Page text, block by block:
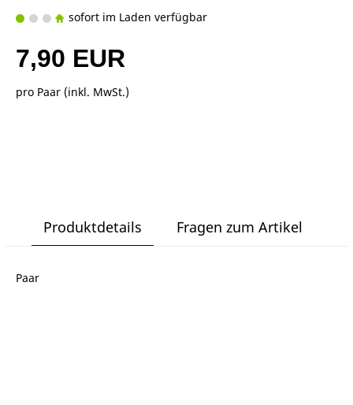
sofort im Laden verfügbar
7,90 EUR
pro Paar (inkl. MwSt.)
Produktdetails Fragen zum Artikel
Paar